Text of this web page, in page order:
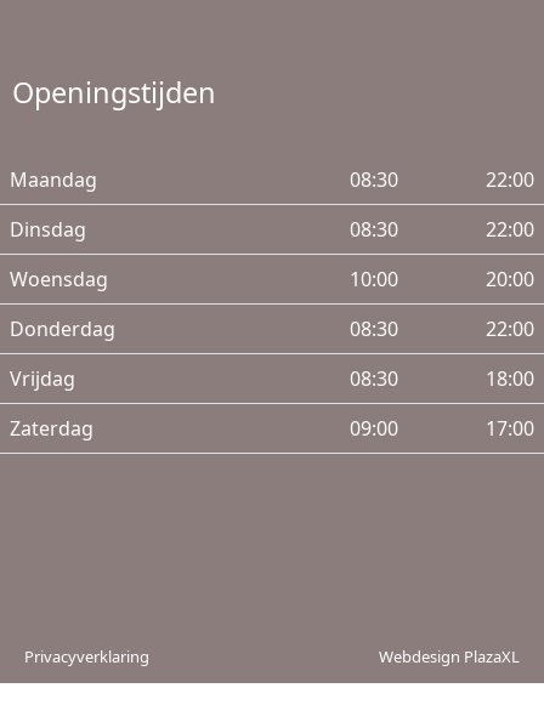
Openingstijden
Maandag 08:30
22:00
Dinsdag
08:30
22:00
Woensdag
10:00
20:00
Donderdag
08:30
22:00
Vrijdag
08:30
18:00
Zaterdag
09:00 17:00
Privacyverklaring Webdesign PlazaXL